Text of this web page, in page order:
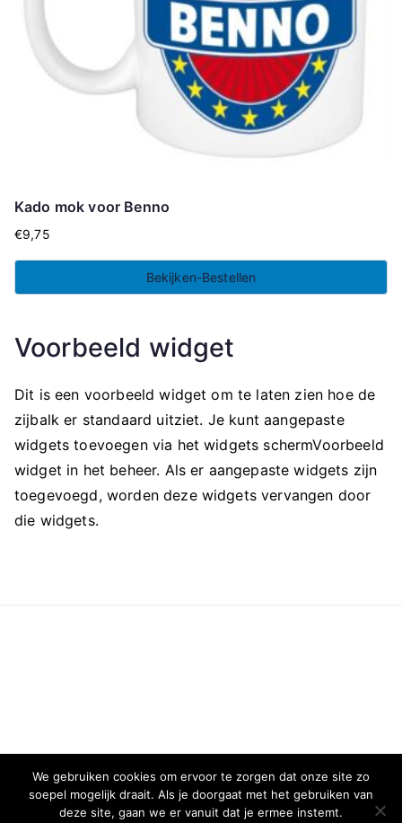
Kado mok voor Benno
€9,75
Bekijken-Bestellen
Voorbeeld widget
Dit is een voorbeeld widget om te laten zien hoe de
zijbalk er standaard uitziet. Je kunt aangepaste
widgets toevoegen via het widgets schermVoorbeeld
widget in het beheer. Als er aangepaste widgets zijn
toegevoegd, worden deze widgets vervangen door
die widgets.
We gebruiken cookies om ervoor te zorgen dat onze site zo
soepel mogelijk draait. Als je doorgaat met het gebruiken van
deze site, gaan we er vanuit dat je ermee instemt.